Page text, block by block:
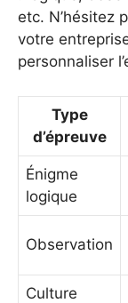
etc. N’hésitez
votre
personnaliser
Type
d’épreuve
Énigme
logique
Observation
Culture